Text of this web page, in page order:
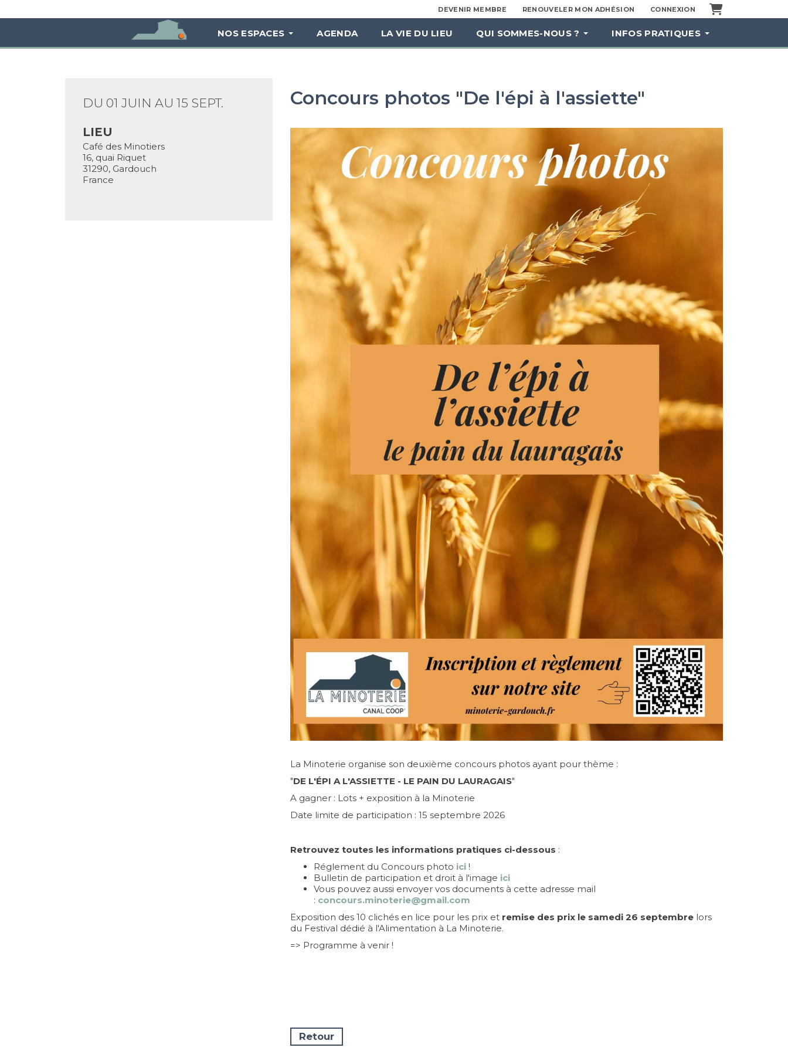
DEVENIR MEMBRE RENOUVELER MON ADHÉSION CONNEXION Panier
NOS ESPACES AGENDA LA VIE DU LIEU QUI SOMMES-NOUS ? INFOS PRATIQUES
DU 01 JUIN AU 15 SEPT.
LIEU
Café des Minotiers
16, quai Riquet
31290, Gardouch
France
Concours photos "De l'épi à l'assiette"
La Minoterie organise son deuxième concours photos ayant pour thème :
"DE L'ÉPI A L'ASSIETTE - LE PAIN DU LAURAGAIS"
A gagner : Lots + exposition à la Minoterie
Date limite de participation : 15 septembre 2026
Retrouvez toutes les informations pratiques ci-dessous :
Réglement du Concours photo ici !
Bulletin de participation et droit à l'image ici
Vous pouvez aussi envoyer vos documents à cette adresse mail
: concours.minoterie@gmail.com
Exposition des 10 clichés en lice pour les prix et remise des prix le samedi 26 septembre lors
du Festival dédié à l'Alimentation à La Minoterie.
=> Programme à venir !
Retour